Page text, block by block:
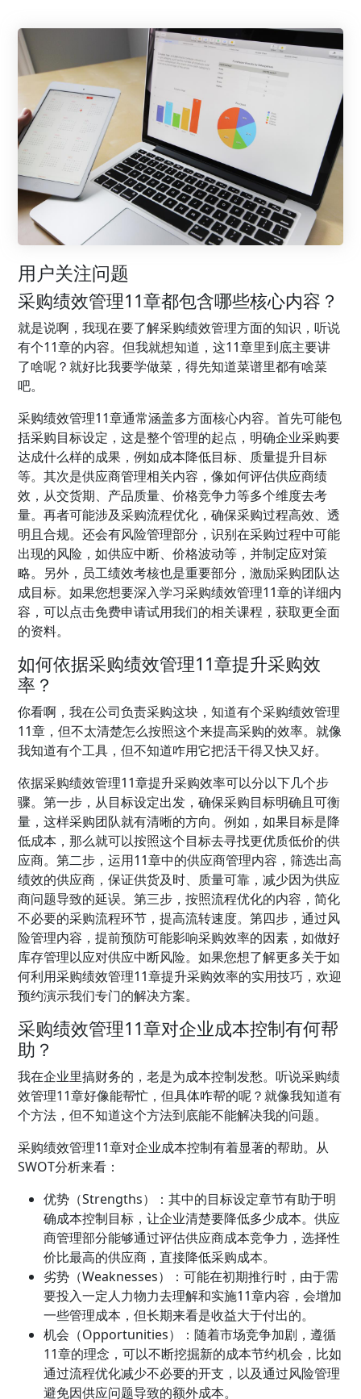
用户关注问题
采购绩效管理11章都包含哪些核心内容？
就是说啊，我现在要了解采购绩效管理方面的知识，听说
有个11章的内容。但我就想知道，这11章里到底主要讲
了啥呢？就好比我要学做菜，得先知道菜谱里都有啥菜
吧。
采购绩效管理11章通常涵盖多方面核心内容。首先可能包
括采购目标设定，这是整个管理的起点，明确企业采购要
达成什么样的成果，例如成本降低目标、质量提升目标
等。其次是供应商管理相关内容，像如何评估供应商绩
效，从交货期、产品质量、价格竞争力等多个维度去考
量。再者可能涉及采购流程优化，确保采购过程高效、透
明且合规。还会有风险管理部分，识别在采购过程中可能
出现的风险，如供应中断、价格波动等，并制定应对策
略。另外，员工绩效考核也是重要部分，激励采购团队达
成目标。如果您想要深入学习采购绩效管理11章的详细内
容，可以点击免费申请试用我们的相关课程，获取更全面
的资料。
如何依据采购绩效管理11章提升采购效
率？
你看啊，我在公司负责采购这块，知道有个采购绩效管理
11章，但不太清楚怎么按照这个来提高采购的效率。就像
我知道有个工具，但不知道咋用它把活干得又快又好。
依据采购绩效管理11章提升采购效率可以分以下几个步
骤。第一步，从目标设定出发，确保采购目标明确且可衡
量，这样采购团队就有清晰的方向。例如，如果目标是降
低成本，那么就可以按照这个目标去寻找更优质低价的供
应商。第二步，运用11章中的供应商管理内容，筛选出高
绩效的供应商，保证供货及时、质量可靠，减少因为供应
商问题导致的延误。第三步，按照流程优化的内容，简化
不必要的采购流程环节，提高流转速度。第四步，通过风
险管理内容，提前预防可能影响采购效率的因素，如做好
库存管理以应对供应中断风险。如果您想了解更多关于如
何利用采购绩效管理11章提升采购效率的实用技巧，欢迎
预约演示我们专门的解决方案。
采购绩效管理11章对企业成本控制有何帮
助？
我在企业里搞财务的，老是为成本控制发愁。听说采购绩
效管理11章好像能帮忙，但具体咋帮的呢？就像我知道有
个方法，但不知道这个方法到底能不能解决我的问题。
采购绩效管理11章对企业成本控制有着显著的帮助。从
SWOT分析来看：
优势（Strengths）：其中的目标设定章节有助于明
确成本控制目标，让企业清楚要降低多少成本。供应
商管理部分能够通过评估供应商成本竞争力，选择性
价比最高的供应商，直接降低采购成本。
劣势（Weaknesses）：可能在初期推行时，由于需
要投入一定人力物力去理解和实施11章内容，会增加
一些管理成本，但长期来看是收益大于付出的。
机会（Opportunities）：随着市场竞争加剧，遵循
11章的理念，可以不断挖掘新的成本节约机会，比如
通过流程优化减少不必要的开支，以及通过风险管理
避免因供应问题导致的额外成本。